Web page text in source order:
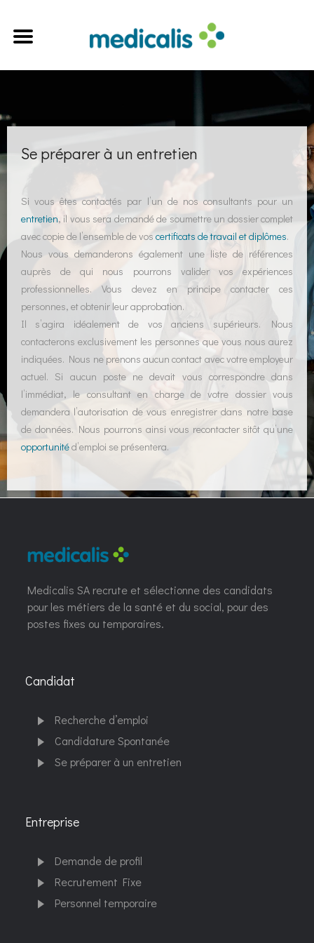
Se préparer à un entretien
Si vous êtes contactés par l’un de nos consultants pour un
entretien, il vous sera demandé de soumettre un dossier complet
avec copie de l’ensemble de vos certificats de travail et diplômes.
Nous vous demanderons également une liste de références
auprès de qui nous pourrons valider vos expériences
professionnelles. Vous devez en principe contacter ces
personnes, et obtenir leur approbation.
Il s’agira idéalement de vos anciens supérieurs. Nous
contacterons exclusivement les personnes que vous nous aurez
indiquées. Nous ne prenons aucun contact avec votre employeur
actuel. Si aucun poste ne devait vous correspondre dans
l’immédiat, le consultant en charge de votre dossier vous
demandera l’autorisation de vous enregistrer dans notre base
de données. Nous pourrons ainsi vous recontacter sitôt qu’une
opportunitéd’emploi se présentera.
Medicalis SA recrute et sélectionne des candidats
pour les métiers de la santé et du social, pour des
postes fixes ou temporaires.
Candidat
Recherche d’emploi
Candidature Spontanée
Se préparer à un entretien
Entreprise
Demande de profil
Recrutement Fixe
Personnel temporaire